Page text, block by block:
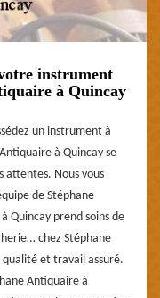
instrument
à Quincay
un instrument à
à Quincay se
attentes. Nous vous
de Stéphane
Quincay prend soins de
chez Stéphane
qualité et travail assuré.
Antiquaire à